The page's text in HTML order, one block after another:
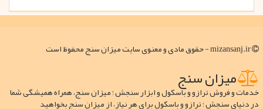
میزان سنج
خدمات و فروش ترازو و باسکول و ابزار سنجش ؛ میزان سنج، همراه همیشگی شما
در دنیای سنجش ؛ ترازو و باسکول برای هر نیاز، از میزان سنج بخواهید